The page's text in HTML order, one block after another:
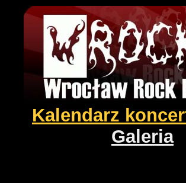
Kalendarz
Galeria